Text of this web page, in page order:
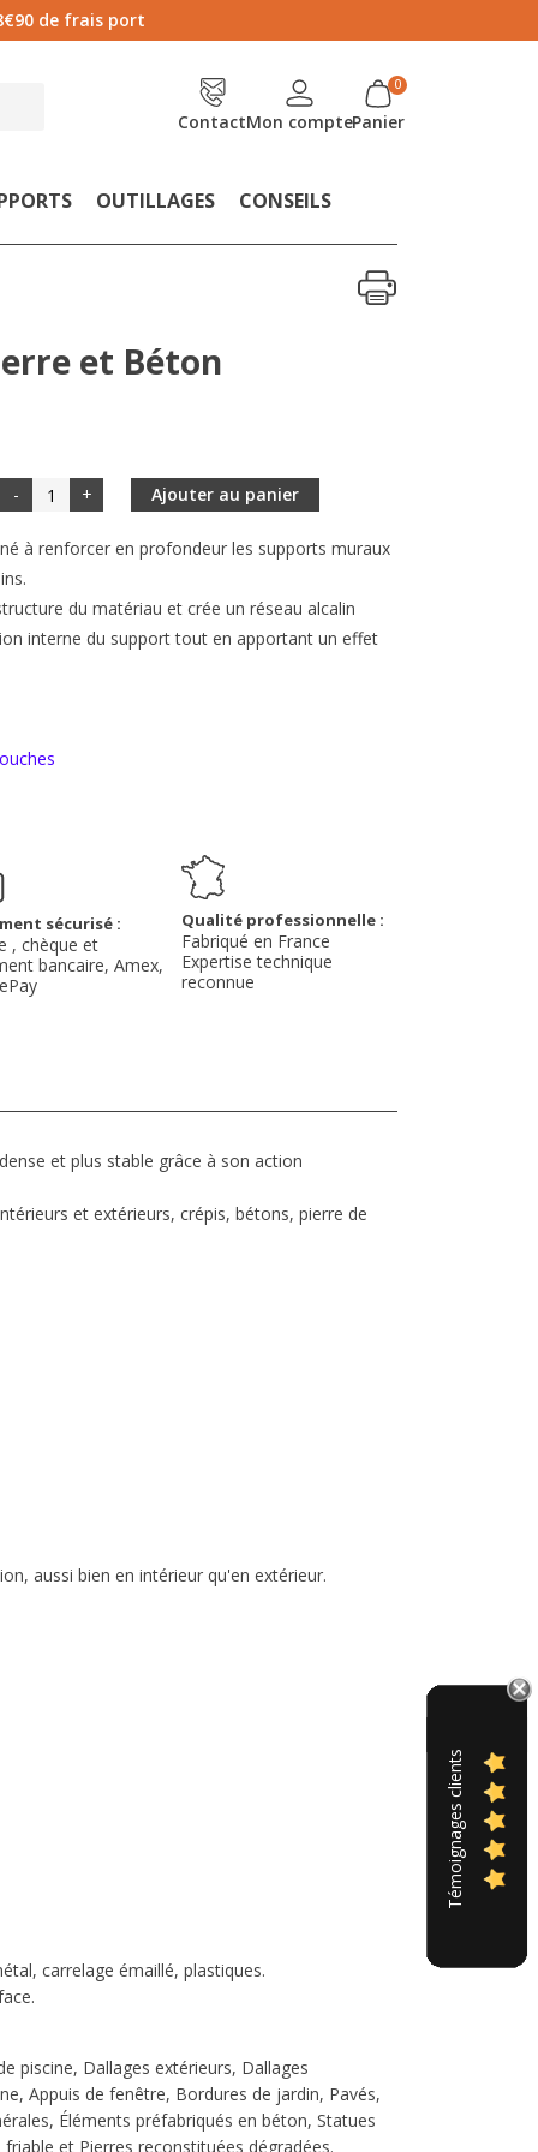
de frais port
ContactMon comptePanier
OUTILLAGES CONSEILS
et Béton
- + Ajouter au panier
à renforcer en profondeur les supports muraux
du matériau et crée un réseau alcalin
interne du support tout en apportant un effet
sécurisé :
, chèque et
bancaire, Amex,
Qualité professionnelle :
Fabriqué en France
Expertise technique
reconnue
et plus stable grâce à son action
et extérieurs, crépis, bétons, pierre de
aussi bien en intérieur qu'en extérieur.
carrelage émaillé, plastiques.
piscine, Dallages extérieurs, Dallages
Appuis de fenêtre, Bordures de jardin, Pavés,
Éléments préfabriqués en béton, Statues
et Pierres reconstituées dégradées.
Témoignages clients